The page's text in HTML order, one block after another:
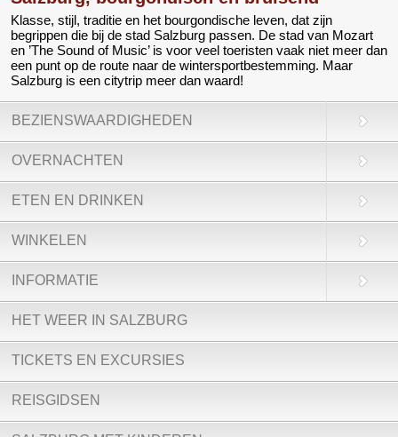
Klasse, stijl, traditie en het bourgondische leven, dat zijn
begrippen die bij de stad Salzburg passen. De stad van Mozart
en ’The Sound of Music’ is voor veel toeristen vaak niet meer dan
een punt op de route naar de wintersportbestemming. Maar
Salzburg is een citytrip meer dan waard!
BEZIENSWAARDIGHEDEN
OVERNACHTEN
ETEN EN DRINKEN
WINKELEN
INFORMATIE
HET WEER IN SALZBURG
TICKETS EN EXCURSIES
REISGIDSEN